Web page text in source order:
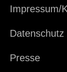
Impressum/
Datenschutz
Presse